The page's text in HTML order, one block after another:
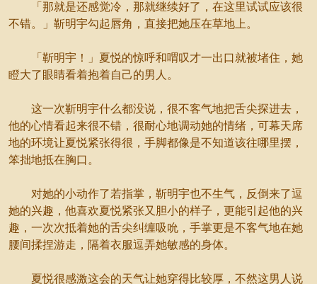
「那就是还感觉冷，那就继续好了，在这里试试应该很
不错。」靳明宇勾起唇角，直接把她压在草地上。
「靳明宇！」夏悦的惊呼和喟叹才一出口就被堵住，她
瞪大了眼睛看着抱着自己的男人。
这一次靳明宇什么都没说，很不客气地把舌尖探进去，
他的心情看起来很不错，很耐心地调动她的情绪，可幕天席
地的环境让夏悦紧张得很，手脚都像是不知道该往哪里摆，
笨拙地抵在胸口。
对她的小动作了若指掌，靳明宇也不生气，反倒来了逗
她的兴趣，他喜欢夏悦紧张又胆小的样子，更能引起他的兴
趣，一次次抵着她的舌尖纠缠吸吮，手掌更是不客气地在她
腰间揉捏游走，隔着衣服逗弄她敏感的身体。
夏悦很感激这会的天气让她穿得比较厚，不然这男人说